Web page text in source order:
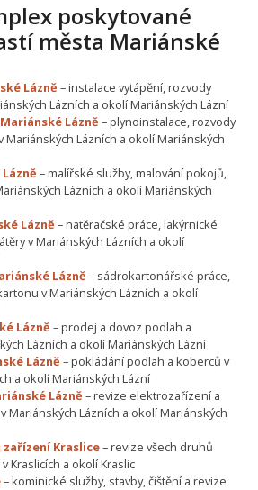
poskytované
města Mariánské
Lázně – instalace vytápění, rozvody
Lázních a okolí Mariánských Lázní
Lázně – plynoinstalace, rozvody
Mariánských Lázních a okolí Mariánských
– malířské služby, malování pokojů,
Lázních a okolí Mariánských
Lázně – natěračské práce, lakýrnické
v Mariánských Lázních a okolí
Lázně – sádrokartonářské práce,
v Mariánských Lázních a okolí
Lázně – prodej a dovoz podlah a
Lázních a okolí Mariánských Lázní
Lázně – pokládání podlah a koberců v
a okolí Mariánských Lázní
Lázně – revize elektrozařízení a
Mariánských Lázních a okolí Mariánských
zařízení Kraslice– revize všech druhů
Kraslicích a okolí Kraslic
– kominické služby, stavby, čištění a revize